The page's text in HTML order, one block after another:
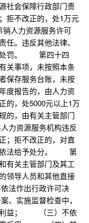
社会保障行政部门责
拒不改正的，处1万元
人力资源服务许可
。违反其他法律、
处罚。 第四十四
关事项，未按照本条
保存服务台账，未按
度报告的，由人力资
的，处5000元以上1万
的，由有关主管部门
资源服务机构违反
；拒不改正的，对直
依法给予处分。 第
有关主管部门及其工
领导人员和其他直接
法作出行政许可决
实施监督检查中，
利益； （三）不依